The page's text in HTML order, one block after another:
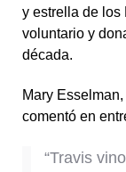
y estrella de los
voluntario y
década.
Mary
comentó en
“Travis